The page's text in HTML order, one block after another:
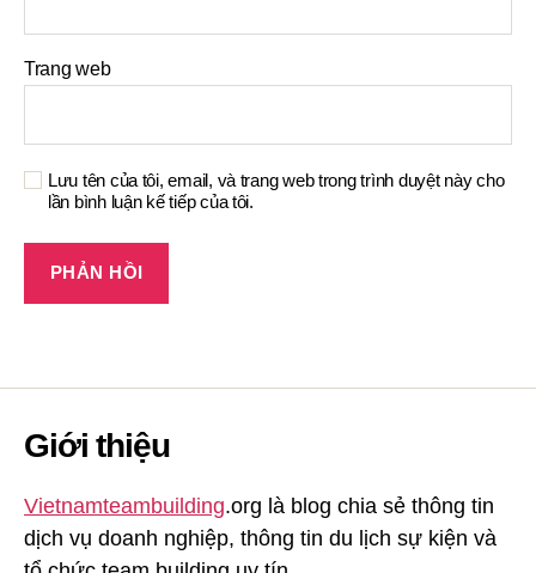
Trang web
Lưu tên của tôi, email, và trang web trong trình duyệt này cho
lần bình luận kế tiếp của tôi.
Giới thiệu
Vietnamteambuilding.org là blog chia sẻ thông tin
dịch vụ doanh nghiệp, thông tin du lịch sự kiện và